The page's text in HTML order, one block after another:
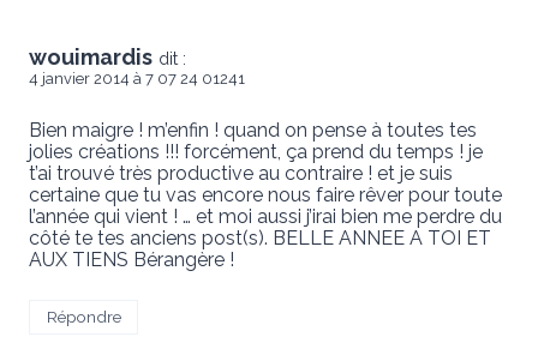
wouimardis dit :
4 janvier 2014 à 7 07 24 01241
Bien maigre ! m’enfin ! quand on pense à toutes tes
jolies créations !!! forcément, ça prend du temps ! je
t’ai trouvé très productive au contraire ! et je suis
certaine que tu vas encore nous faire rêver pour toute
l’année qui vient ! … et moi aussi j’irai bien me perdre du
côté te tes anciens post(s). BELLE ANNEE A TOI ET
AUX TIENS Bérangère !
Répondre